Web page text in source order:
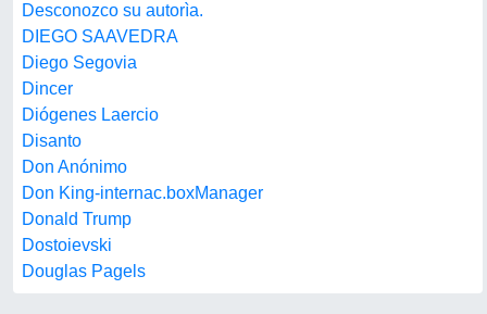
Desconozco su autorìa.
DIEGO SAAVEDRA
Diego Segovia
Dincer
Diógenes Laercio
Disanto
Don Anónimo
Don King-internac.boxManager
Donald Trump
Dostoievski
Douglas Pagels